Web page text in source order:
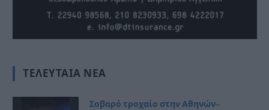
ΤΕΛΕΥΤΑΊΑ ΝΈΑ
Σοβαρό τροχαίο στην Αθηνών–